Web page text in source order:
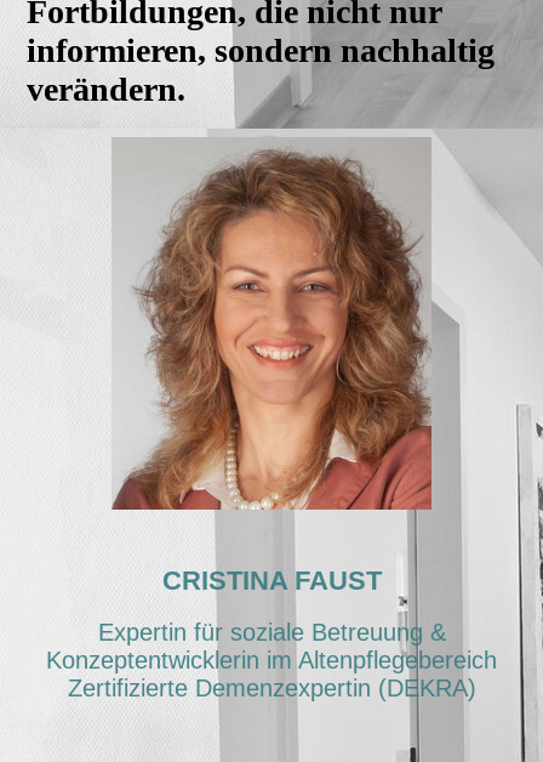
Fortbildungen, die nicht nur
informieren, sondern nachhaltig
verändern.
CRISTINA FAUST
Expertin für soziale Betreuung &
Konzeptentwicklerin im Altenpflegebereich
Zertifizierte Demenzexpertin (DEKRA)